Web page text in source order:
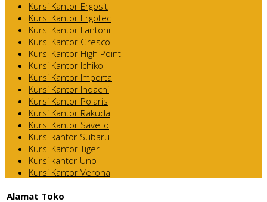
Kursi Kantor Ergosit
Kursi Kantor Ergotec
Kursi Kantor Fantoni
Kursi Kantor Gresco
Kursi Kantor High Point
Kursi Kantor Ichiko
Kursi Kantor Importa
Kursi Kantor Indachi
Kursi Kantor Polaris
Kursi Kantor Rakuda
Kursi Kantor Savello
Kursi kantor Subaru
Kursi Kantor Tiger
Kursi kantor Uno
Kursi Kantor Verona
Alamat Toko